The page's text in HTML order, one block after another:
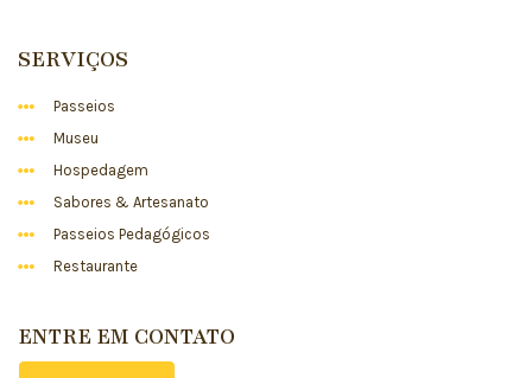
SERVIÇOS
Passeios
Museu
Hospedagem
Sabores & Artesanato
Passeios Pedagógicos
Restaurante
ENTRE EM CONTATO